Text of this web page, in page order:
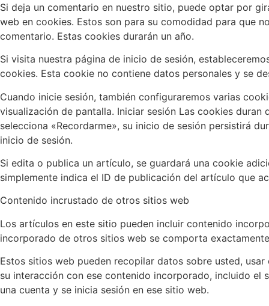
Si deja un comentario en nuestro sitio, puede optar por
web en cookies. Estos son para su comodidad para que
comentario. Estas cookies durarán un año.
Si visita nuestra página de inicio de sesión,
cookies. Esta cookie no contiene datos personales y se
Cuando inicie sesión, también configuraremos varias
visualización de pantalla. Iniciar sesión Las cookies
selecciona «Recordarme», su inicio de sesión persistirá
inicio de sesión.
Si edita o publica un artículo, se guardará una cookie
simplemente indica el ID de publicación del artículo que
Contenido incrustado de otros sitios web
Los artículos en este sitio pueden incluir contenido
incorporado de otros sitios web se comporta
Estos sitios web pueden recopilar datos sobre usted,
su interacción con ese contenido incorporado, incluido
una cuenta y se inicia sesión en ese sitio web.